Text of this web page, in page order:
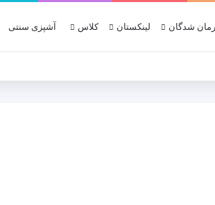
شدگان لینکستان کلاس آشپزی سنتی